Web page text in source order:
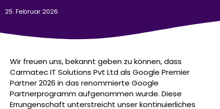
25. Februar 2026
Wir freuen uns, bekannt geben zu können, dass
Carmatec IT Solutions Pvt Ltd als Google Premier
Partner 2026 in das renommierte Google
Partnerprogramm aufgenommen wurde. Diese
Errungenschaft unterstreicht unser kontinuierliches